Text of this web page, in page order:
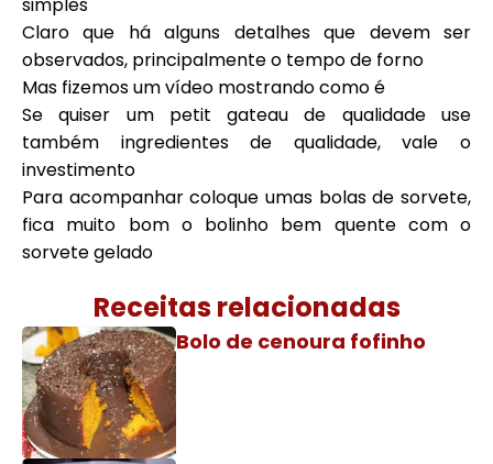
Claro que há alguns detalhes que devem ser
observados, principalmente o tempo de forno
Mas fizemos um vídeo mostrando como é
Se quiser um petit gateau de qualidade use
também ingredientes de qualidade, vale o
investimento
Para acompanhar coloque umas bolas de sorvete,
fica muito bom o bolinho bem quente com o
sorvete gelado
Receitas relacionadas
Bolo de cenoura fofinho